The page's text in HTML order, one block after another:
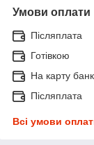
Умови оплати
Післяплата
Готівкою
На карту
Післяплата
Всі умови